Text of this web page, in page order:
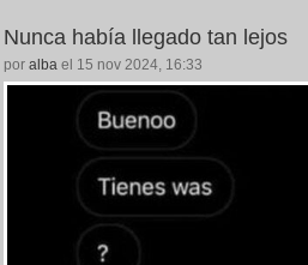
Nunca había llegado tan lejos
por alba el 15 nov 2024, 16:33